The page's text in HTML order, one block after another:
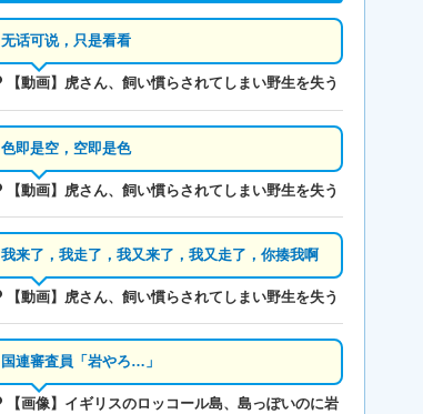
无话可说，只是看看
【動画】虎さん、飼い慣らされてしまい野生を失う
色即是空，空即是色
【動画】虎さん、飼い慣らされてしまい野生を失う
我来了，我走了，我又来了，我又走了，你揍我啊
【動画】虎さん、飼い慣らされてしまい野生を失う
国連審査員「岩やろ…」
【画像】イギリスのロッコール島、島っぽいのに岩